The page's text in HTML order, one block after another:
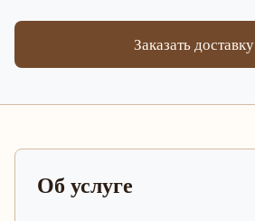
Заказать доставку
Об услуге